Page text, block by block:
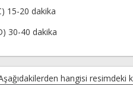
15-20 dakika
30-40 dakika
hangisi resimdeki